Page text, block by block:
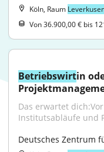
Köln, Raum
Von 36.900,00 € bis
Betriebswirtin
Das erwartet
Institutsabläufe und
Deutsches Zentrum